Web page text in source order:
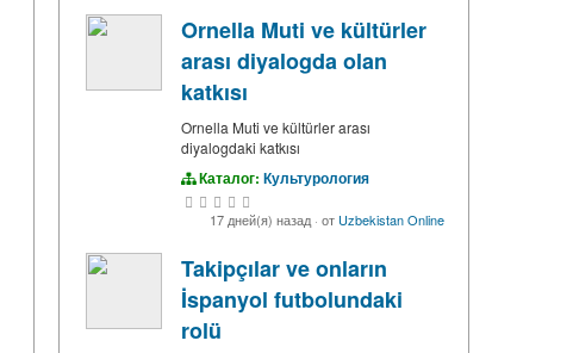
Ornella Muti ve kültürler
arası diyalogda olan
katkısı
Ornella Muti ve kültürler arası
diyalogdaki katkısı
Каталог: Культурология
17 дней(я) назад · от Uzbekistan Online
Takipçılar ve onların
İspanyol futbolundaki
rolü